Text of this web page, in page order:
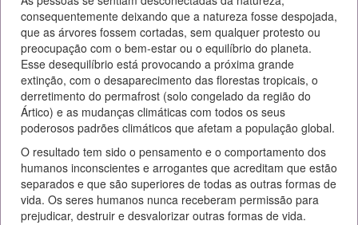
consequentemente deixando que a natureza fosse despojada,
que as árvores fossem cortadas, sem qualquer protesto ou
preocupação com o bem-estar ou o equilíbrio do planeta.
Esse desequilíbrio está provocando a próxima grande
extinção, com o desaparecimento das florestas tropicais, o
derretimento do permafrost (solo congelado da região do
Ártico) e as mudanças climáticas com todos os seus
poderosos padrões climáticos que afetam a população global.
O resultado tem sido o pensamento e o comportamento dos
humanos inconscientes e arrogantes que acreditam que estão
separados e que são superiores de todas as outras formas de
vida. Os seres humanos nunca receberam permissão para
prejudicar, destruir e desvalorizar outras formas de vida.